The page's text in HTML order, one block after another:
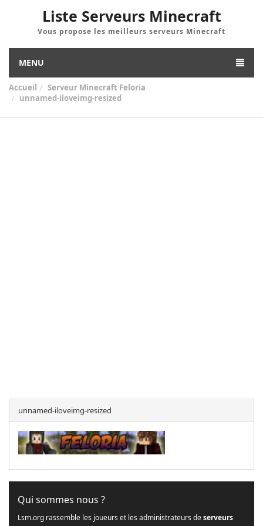
Liste Serveurs Minecraft
Vous propose les meilleurs serveurs Minecraft
MENU
Accueil
Serveur Minecraft Feloria
unnamed-iloveimg-resized
unnamed-iloveimg-resized
Qui sommes nous ?
Lsm.org rassemble les joueurs et les administrateurs deserveurs